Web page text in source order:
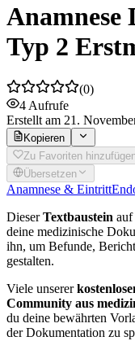
Anamnese
Typ 2
(0)
4 Aufrufe
Erstellt am 21.
Kopieren
Zu Favoriten
Übersetzen
Anamnese & Eintritt
DieserTextbaustein auf
deine medizinische
ihn, um Befunde,
gestalten.
Viele unserer
Community aus
du deine bewährten
der Dokumentation zu